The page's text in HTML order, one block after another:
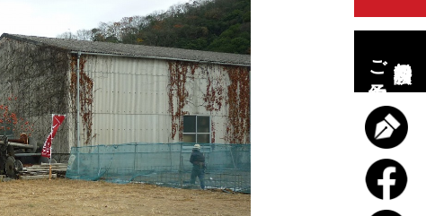
無料相談会の
ご予約